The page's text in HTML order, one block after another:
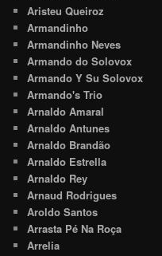
Aristeu Queiroz
Armandinho
Armandinho Neves
Armando do Solovox
Armando Y Su Solovox
Armando's Trio
Arnaldo Amaral
Arnaldo Antunes
Arnaldo Brandão
Arnaldo Estrella
Arnaldo Rey
Arnaud Rodrigues
Aroldo Santos
Arrasta Pé Na Roça
Arrelia